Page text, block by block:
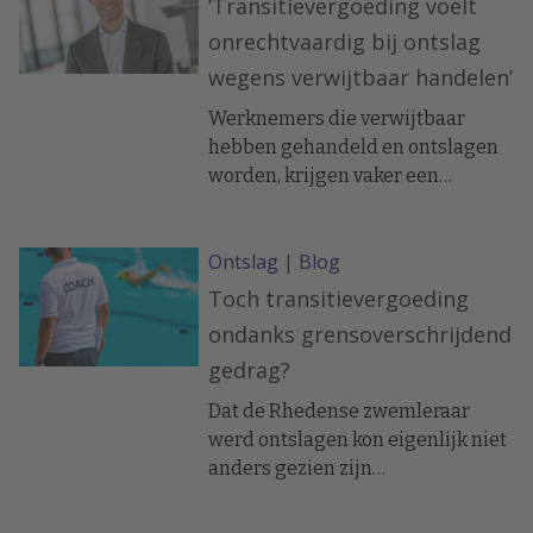
onrechtvaardig bij ontslag
wegens verwijtbaar handelen’
Werknemers die verwijtbaar
hebben gehandeld en ontslagen
worden, krijgen vaker een
werkgevers, die verwachten dat
een werknemer bij verwijtbaar
handelen zonder kosten
ontslagen kan worden.
Ontslag | Blog
Toch transitievergoeding
ondanks grensoverschrijdend
gedrag?
Dat de Rhedense zwemleraar
werd ontslagen kon eigenlijk niet
anders gezien zijn